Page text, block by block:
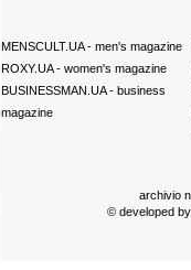
MENSCULT.UA- men's magazine
ROXY.UA- women's magazine
BUSINESSMAN.UA- business
magazine
archivio
© developed by